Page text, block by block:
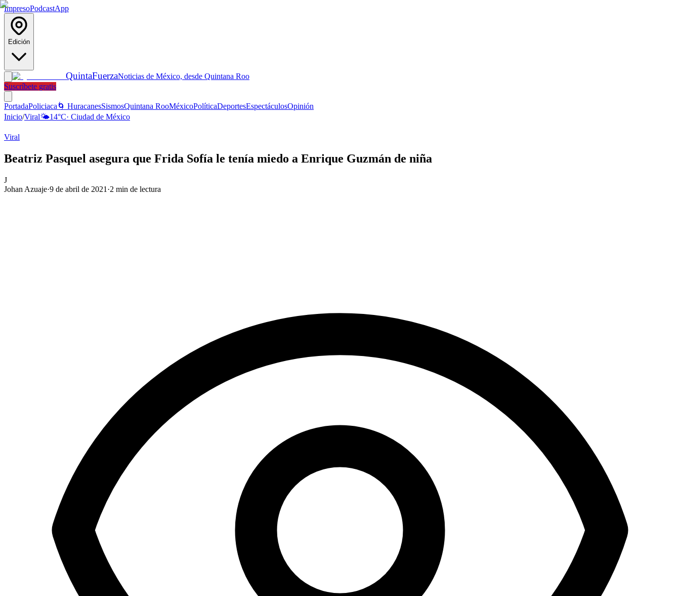
ImpresoPodcastApp
Edición
QuintaFuerzaNoticias de México, desde Quintana Roo
Suscríbete gratis
PortadaPoliciaca 🌀 HuracanesSismosQuintana RooMéxicoPolíticaDeportesEspectáculosOpinión
Inicio/Viral🌤️14°C· Ciudad de México
Viral
Beatriz Pasquel asegura que Frida Sofía le tenía miedo a Enrique Guzmán de niña
J
Johan Azuaje·9 de abril de 2021 ·2 min de lectura